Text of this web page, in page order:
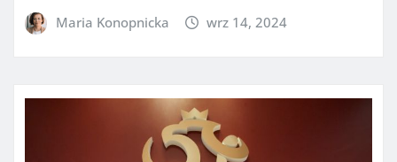
Maria Konopnicka wrz 14, 2024